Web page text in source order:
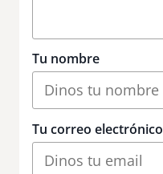
Tu nombre
Tu correo electrónico